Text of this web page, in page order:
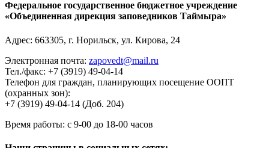
Федеральное государственное бюджетное учреждение
«Объединенная дирекция заповедников Таймыра»
Адрес: 663305, г. Норильск, ул. Кирова, 24
Электронная почта: zapovedt@mail.ru
Тел./факс: +7 (3919) 49-04-14
Телефон для граждан, планирующих посещение ООПТ
(охранных зон):
+7 (3919) 49-04-14 (Доб. 204)
Время работы: с 9-00 до 18-00 часов